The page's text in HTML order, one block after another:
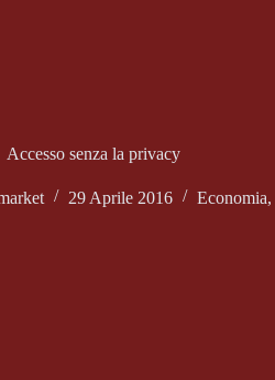
Accesso senza la privacy
29 Aprile 2016 Economia,